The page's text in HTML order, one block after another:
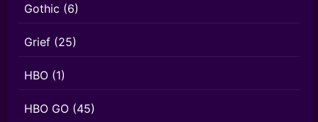
Gothic (6)
Grief (25)
HBO (1)
HBO GO (45)